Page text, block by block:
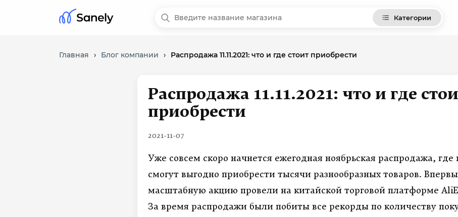
Категории
Главная › Блог компании › Распродажа 11.11.2021: что и где стоит приобрести
Распродажа 11.11.2021: что и где
приобрести
2021-11-07
Уже совсем скоро начнется ежегодная ноябрьская распродажа, где
смогут выгодно приобрести тысячи разнообразных товаров.
масштабную акцию провели на китайской торговой платформе
За время распродажи были побиты все рекорды по количеству